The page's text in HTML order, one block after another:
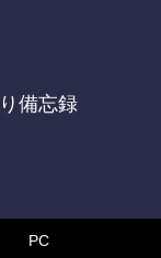
備忘録
PC